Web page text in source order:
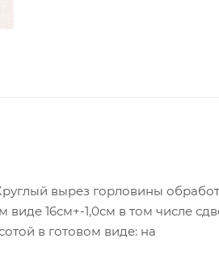
вырез горловины
виде 16см+-1,0см в том числе
в готовом виде: на